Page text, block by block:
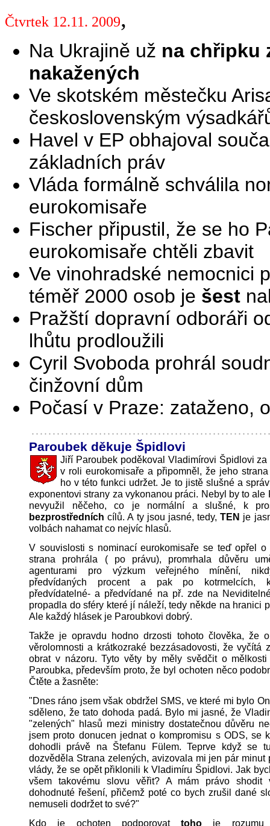
Čtvrtek 12.11. 2009,
Na Ukrajině už na chřipku
nakažených
Ve skotském městečku
československým
Havel v EP obhajoval
základních práv
Vláda formálně schválila
eurokomisaře
Fischer připustil, že se ho
eurokomisaře chtěli zbavit
Ve vinohradské nemocnici
téměř 2000 osob je šest
Pražští dopravní odboráři
lhůtu prodloužili
Cyril Svoboda prohrál
činžovní dům
Počasí v Praze: zataženo,
Paroubek děkuje Špidlovi
Jiří Paroubek poděkoval Vladimírovi Špidlovi
v roli eurokomisaře a připomněl, že jeho
ho v této funkci udržet. Je to jistě slušné a
exponentovi strany za vykonanou práci. Nebyl by to ale
nevyužil něčeho, co je normální a slušné, k
bezprostředních cílů. A ty jsou jasné, tedy,TEN je
volbách nahamat co nejvíc hlasů.
V souvislosti s nominací eurokomisaře se teď opřel o
strana prohrála ( po právu), promrhala důvěru
agenturami pro výzkum veřejného mínění,
předvídaných procent a pak po kotrmelcích,
předvídatelné- a předvídané na př. zde na
propadla do sféry které jí náleží, tedy někde na hranici
Ale každý hlásek je Paroubkovi dobrý.
Takže je opravdu hodno drzosti tohoto člověka, že
věrolomnosti a krátkozraké bezzásadovosti, že vyčítá
obrat v názoru. Tyto věty by měly svědčit o mělkosti
Paroubka, především proto, že byl ochoten něco
Čtěte a žasněte:
"Dnes ráno jsem však obdržel SMS, ve které mi bylo
sděleno, že tato dohoda padá. Bylo mi jasné, že
"zelených" hlasů mezi ministry dostatečnou důvěru
jsem proto donucen jednat o kompromisu s ODS, se
dohodli právě na Štefanu Fülem. Teprve když se
dozvěděla Strana zelených, avizovala mi jen pár minut
vlády, že se opět přiklonili k Vladimíru Špidlovi. Jak
všem takovému slovu věřit? A mám právo shodit
dohodnuté řešení, přičemž poté co bych zrušil dané
nemuseli dodržet to své?"
Kdo je ochoten podporovat toho je rozumu